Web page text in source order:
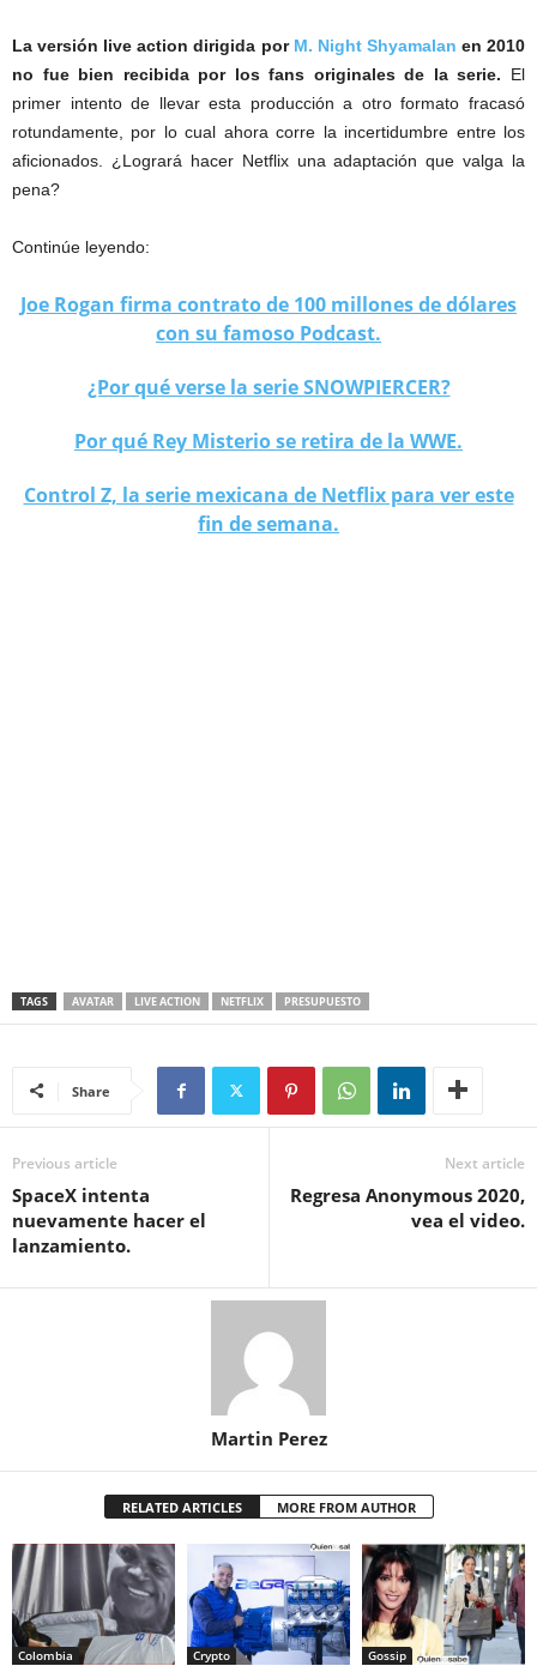
La versión live action dirigida por M. Night Shyamalan en 2010
no fue bien recibida por los fans originales de la serie. El
primer intento de llevar esta producción a otro formato fracasó
rotundamente, por lo cual ahora corre la incertidumbre entre los
aficionados. ¿Logrará hacer Netflix una adaptación que valga la
pena?
Continúe leyendo:
Joe Rogan firma contrato de 100 millones de dólares
con su famoso Podcast.
¿Por qué verse la serie SNOWPIERCER?
Por qué Rey Misterio se retira de la WWE.
Control Z, la serie mexicana de Netflix para ver este
fin de semana.
TAGS AVATAR LIVE ACTION NETFLIX PRESUPUESTO
Share
Previous article
SpaceX intenta
nuevamente hacer el
lanzamiento.
Next article
Regresa Anonymous 2020,
vea el video.
Martin Perez
RELATED ARTICLES MORE FROM AUTHOR
Colombia Crypto Gossip